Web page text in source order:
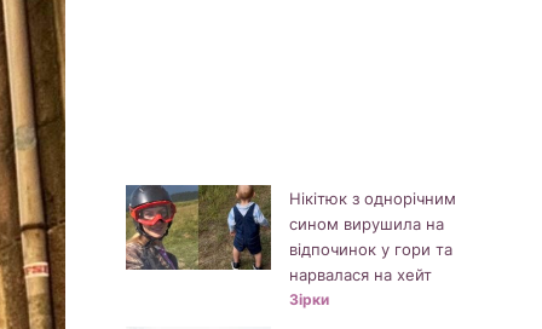
Нікітюк з однорічним
сином вирушила на
відпочинок у гори та
нарвалася на хейт
Зірки